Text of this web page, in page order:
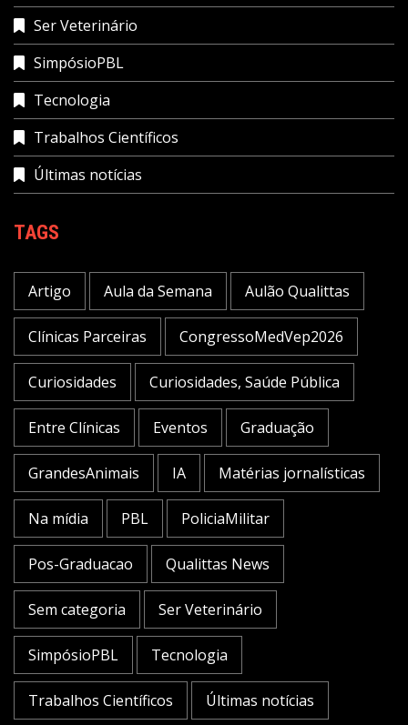
Ser Veterinário
SimpósioPBL
Tecnologia
Trabalhos Científicos
Últimas notícias
TAGS
Artigo Aula da Semana Aulão Qualittas
Clínicas Parceiras CongressoMedVep2026
Curiosidades Curiosidades, Saúde Pública
Entre Clínicas Eventos Graduação
GrandesAnimais IA Matérias jornalísticas
Na mídia PBL PoliciaMilitar
Pos-Graduacao Qualittas News
Sem categoria Ser Veterinário
SimpósioPBL Tecnologia
Trabalhos Científicos Últimas notícias